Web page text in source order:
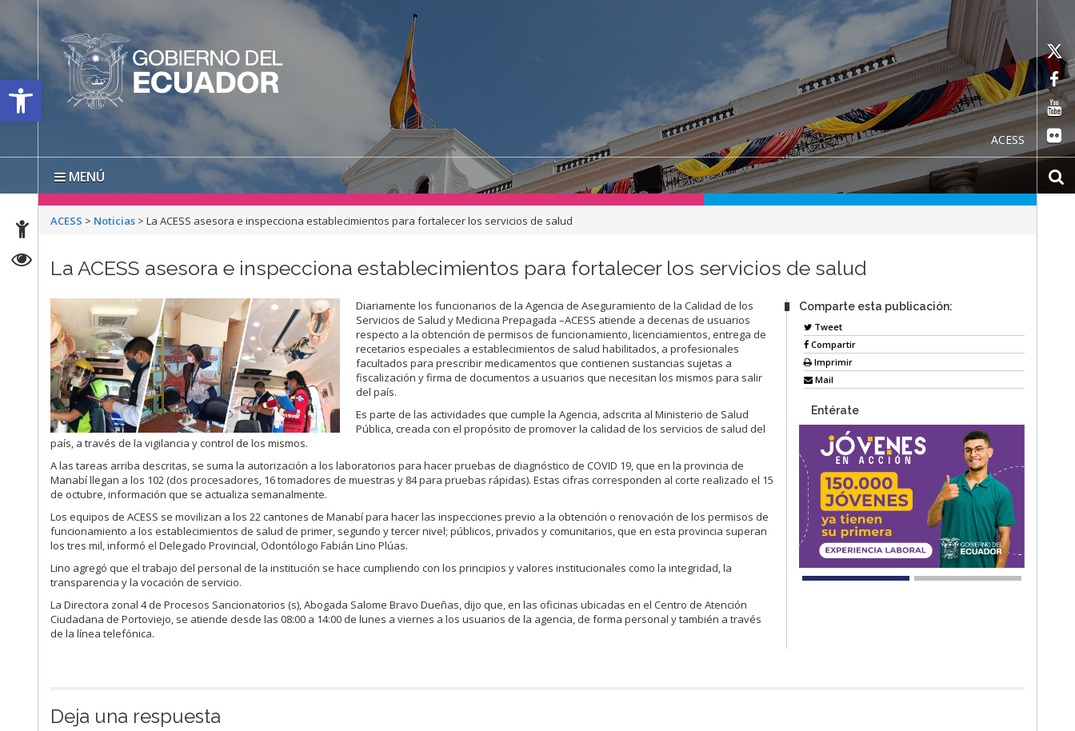
Open toolbar
ACESS
MENÚ
ACESS > Noticias >La ACESS asesora e inspecciona establecimientos para fortalecer los servicios de salud
La ACESS asesora e inspecciona establecimientos para fortalecer los servicios de salud
Diariamente los funcionarios de la Agencia de Aseguramiento de la Calidad de los
Servicios de Salud y Medicina Prepagada –ACESS atiende a decenas de usuarios
respecto a la obtención de permisos de funcionamiento, licenciamientos, entrega de
recetarios especiales a establecimientos de salud habilitados, a profesionales
facultados para prescribir medicamentos que contienen sustancias sujetas a
fiscalización y firma de documentos a usuarios que necesitan los mismos para salir
del país.
Es parte de las actividades que cumple la Agencia, adscrita al Ministerio de Salud
Pública, creada con el propósito de promover la calidad de los servicios de salud del
país, a través de la vigilancia y control de los mismos.
A las tareas arriba descritas, se suma la autorización a los laboratorios para hacer pruebas de diagnóstico de COVID 19, que en la provincia de
Manabí llegan a los 102 (dos procesadores, 16 tomadores de muestras y 84 para pruebas rápidas). Estas cifras corresponden al corte realizado el 15
de octubre, información que se actualiza semanalmente.
Los equipos de ACESS se movilizan a los 22 cantones de Manabí para hacer las inspecciones previo a la obtención o renovación de los permisos de
funcionamiento a los establecimientos de salud de primer, segundo y tercer nivel; públicos, privados y comunitarios, que en esta provincia superan
los tres mil, informó el Delegado Provincial, Odontólogo Fabián Lino Plúas.
Lino agregó que el trabajo del personal de la institución se hace cumpliendo con los principios y valores institucionales como la integridad, la
transparencia y la vocación de servicio.
La Directora zonal 4 de Procesos Sancionatorios (s), Abogada Salome Bravo Dueñas, dijo que, en las oficinas ubicadas en el Centro de Atención
Ciudadana de Portoviejo, se atiende desde las 08:00 a 14:00 de lunes a viernes a los usuarios de la agencia, de forma personal y también a través
de la línea telefónica.
Comparte esta publicación:
Tweet
Compartir
Imprimir
Mail
Entérate
Deja una respuesta